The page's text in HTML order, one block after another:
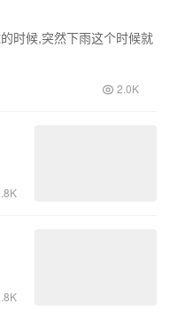
时候,突然下雨这个时候就
2.0K